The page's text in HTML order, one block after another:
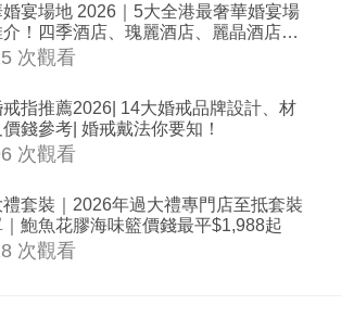
宴場地 2026｜5大全港最奢華婚宴場
！四季酒店、瑰麗酒店、麗晶酒店、
39、合和酒店 打造夢幻氣派婚禮
次觀看
指推薦2026| 14大婚戒品牌設計、材
錢參考| 婚戒戴法你要知！
次觀看
套裝｜2026年過大禮專門店至抵套裝
鮑魚花膠海味籃價錢最平$1,988起
次觀看